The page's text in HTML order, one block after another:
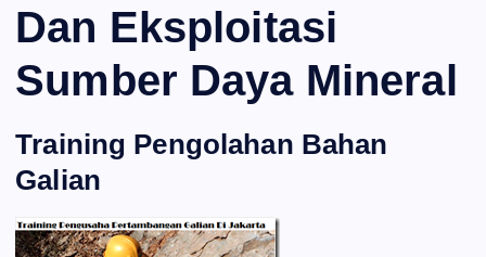
Dan Eksploitasi
Sumber Daya Mineral
Training Pengolahan Bahan
Galian